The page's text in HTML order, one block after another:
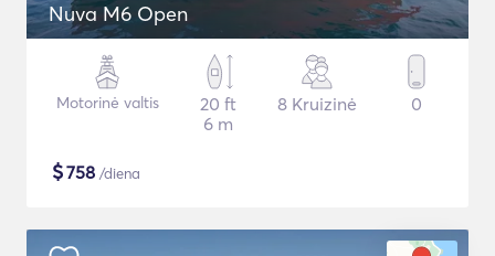
Nuva M6 Open
Motorinė valtis
20 ft
6 m
8 Kruizinė 0
$758 /diena